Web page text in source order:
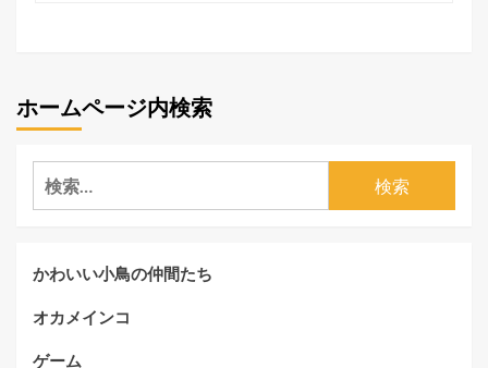
ホームページ内検索
検
索:
かわいい小鳥の仲間たち
オカメインコ
ゲーム